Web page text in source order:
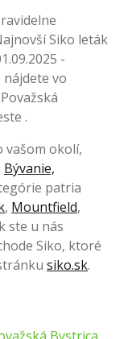
Siko leták
-
nájdete vo
.
vašom okolí,
Bývanie,
patria
, Mountfield,
ste u nás
Siko, ktoré
siko.sk.